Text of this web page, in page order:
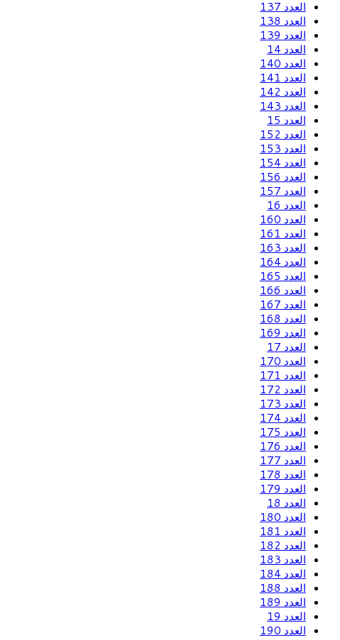
العدد 137
العدد 138
العدد 139
العدد 14
العدد 140
العدد 141
العدد 142
العدد 143
العدد 15
العدد 152
العدد 153
العدد 154
العدد 156
العدد 157
العدد 16
العدد 160
العدد 161
العدد 163
العدد 164
العدد 165
العدد 166
العدد 167
العدد 168
العدد 169
العدد 17
العدد 170
العدد 171
العدد 172
العدد 173
العدد 174
العدد 175
العدد 176
العدد 177
العدد 178
العدد 179
العدد 18
العدد 180
العدد 181
العدد 182
العدد 183
العدد 184
العدد 188
العدد 189
العدد 19
العدد 190